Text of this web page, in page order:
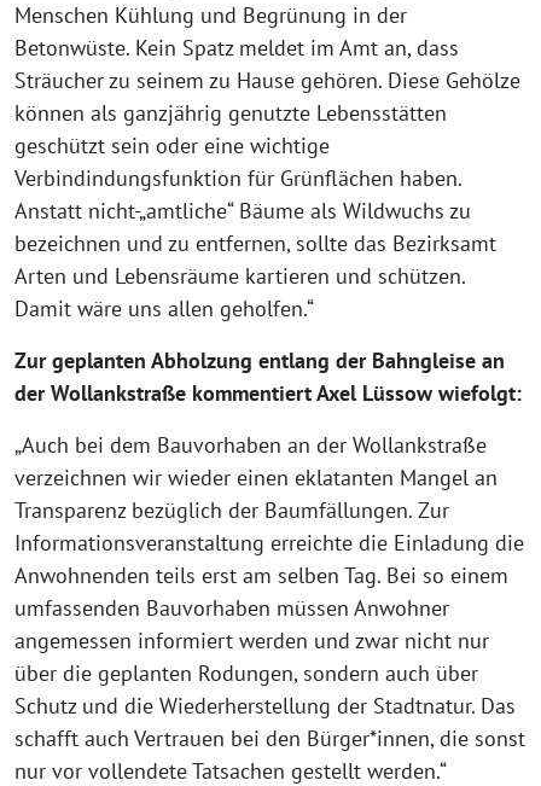
Menschen Kühlung und Begrünung in der
Betonwüste. Kein Spatz meldet im Amt an, dass
Sträucher zu seinem zu Hause gehören. Diese Gehölze
können als ganzjährig genutzte Lebensstätten
geschützt sein oder eine wichtige
Verbindindungsfunktion für Grünflächen haben.
Anstatt nicht-„amtliche“ Bäume als Wildwuchs zu
bezeichnen und zu entfernen, sollte das Bezirksamt
Arten und Lebensräume kartieren und schützen.
Damit wäre uns allen geholfen.“
Zur geplanten Abholzung entlang der Bahngleise an
der Wollankstraße kommentiert Axel Lüssow wiefolgt:
„Auch bei dem Bauvorhaben an der Wollankstraße
verzeichnen wir wieder einen eklatanten Mangel an
Transparenz bezüglich der Baumfällungen. Zur
Informationsveranstaltung erreichte die Einladung die
Anwohnenden teils erst am selben Tag. Bei so einem
umfassenden Bauvorhaben müssen Anwohner
angemessen informiert werden und zwar nicht nur
über die geplanten Rodungen, sondern auch über
Schutz und die Wiederherstellung der Stadtnatur. Das
schafft auch Vertrauen bei den Bürger*innen, die sonst
nur vor vollendete Tatsachen gestellt werden.“